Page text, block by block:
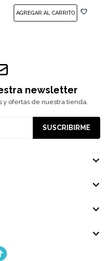
newsletter
ofertas de nuestra tienda.
SUSCRIBIRME